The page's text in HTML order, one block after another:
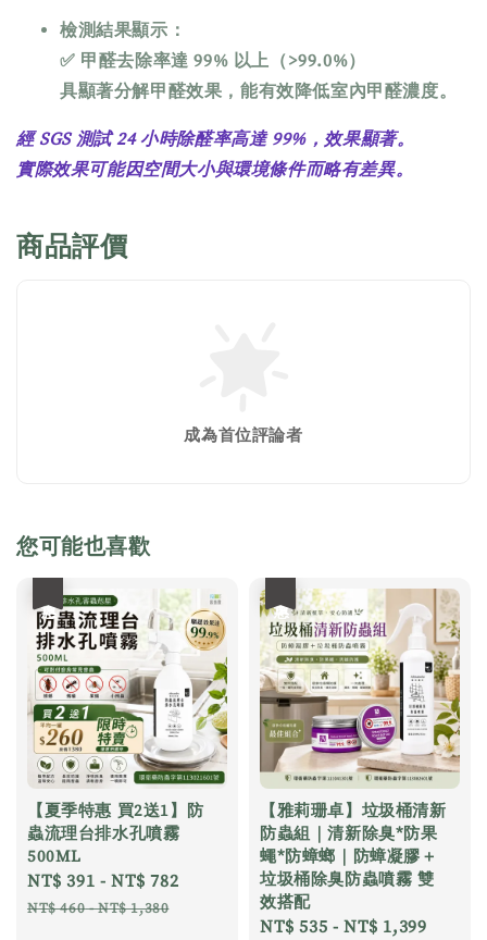
檢測結果顯示：
✅ 甲醛去除率達 99% 以上（>99.0%）
具顯著分解甲醛效果，能有效降低室內甲醛濃度。
經 SGS 測試 24 小時除醛率高達 99%，效果顯著。
實際效果可能因空間大小與環境條件而略有差異。
商品評價
成為首位評論者
您可能也喜歡
【夏季特惠 買2送1】防
蟲流理台排水孔噴霧
500ML
Sale
price
NT$ 391 -NT$ 782
NT$ 460-NT$ 1,380
【雅莉珊卓】垃圾桶清新
防蟲組｜清新除臭*防果
蠅*防蟑螂｜防蟑凝膠＋
垃圾桶除臭防蟲噴霧 雙
效搭配
Sale
NT$ 535 -NT$ 1,399